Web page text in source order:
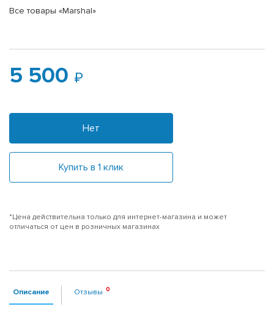
Все товары «Marshal»
5 500
Нет
Купить в 1 клик
*Цена действительна только для интернет-магазина и может
отличаться от цен в розничных магазинах
Описание Отзывы